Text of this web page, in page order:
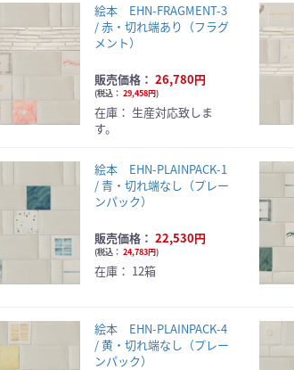
絵本 EHN-FRAGMENT-3
/ 赤・切れ端あり（フラグ
メント）
販売価格： 26,780円
(税込： 29,458円)
在庫： 生産対応致しま
す。
絵本 EHN-PLAINPACK-1
/ 青・切れ端なし（プレー
ンパック）
販売価格： 22,530円
(税込： 24,783円)
在庫： 12箱
絵本 EHN-PLAINPACK-4
/ 黄・切れ端なし（プレー
ンパック）